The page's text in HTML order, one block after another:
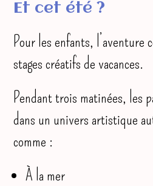
Et cet été ?
Pour les enfants, l’aventure
stages créatifs de vacances.
Pendant trois matinées, les
dans un univers artistique
comme :
À la mer